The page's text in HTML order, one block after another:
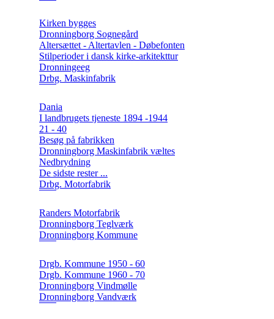
Kirken bygges
Dronningborg Sognegård
Altersættet - Altertavlen - Døbefonten
Stilperioder i dansk kirke-arkitekttur
Dronningeeg
Drbg. Maskinfabrik
Dania
I landbrugets tjeneste 1894 -1944
21 - 40
Besøg på fabrikken
Dronningborg Maskinfabrik væltes
Nedbrydning
De sidste rester ...
Drbg. Motorfabrik
Randers Motorfabrik
Dronningborg Teglværk
Dronningborg Kommune
Drgb. Kommune 1950 - 60
Drgb. Kommune 1960 - 70
Dronningborg Vindmølle
Dronningborg Vandværk